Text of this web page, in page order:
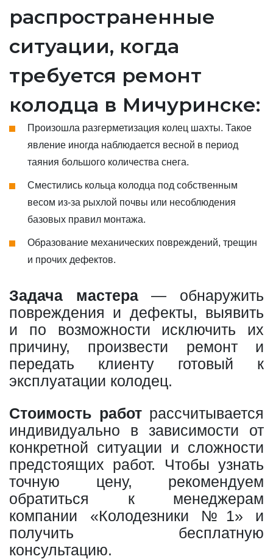
распространенные
ситуации, когда
требуется ремонт
колодца в Мичуринске:
Произошла разгерметизация колец шахты. Такое
явление иногда наблюдается весной в период
таяния большого количества снега.
Сместились кольца колодца под собственным
весом из-за рыхлой почвы или несоблюдения
базовых правил монтажа.
Образование механических повреждений, трещин
и прочих дефектов.
Задача мастера— обнаружить
повреждения и дефекты, выявить
и по возможности исключить их
причину, произвести ремонт и
передать клиенту готовый к
эксплуатации колодец.
Стоимость работрассчитывается
индивидуально в зависимости от
конкретной ситуации и сложности
предстоящих работ. Чтобы узнать
точную цену, рекомендуем
обратиться к менеджерам
компании «Колодезники №1» и
получить бесплатную
консультацию.